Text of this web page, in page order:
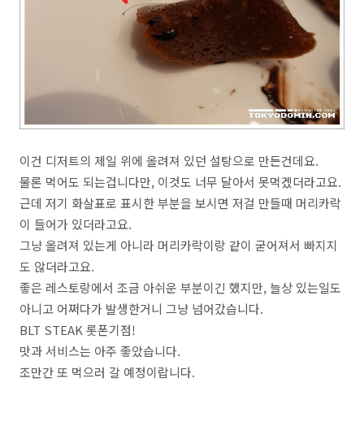
이건 디저트의 제일 위에 올려져 있던 설탕으로 만든건데요.
물론 먹어도 되는겁니다만, 이것도 너무 달아서 못먹겠더라고요.
근데 저기 화살표로 표시한 부분을 보시면 저걸 만들때 머리카락
이 들어가 있더라고요.
그냥 올려져 있는게 아니라 머리카락이랑 같이 굳어져서 빠지지
도 않더라고요.
좋은 레스토랑에서 조금 아쉬운 부분이긴 했지만, 늘상 있는일도
아니고 어쩌다가 발생한거니 그냥 넘어갔습니다.
BLT STEAK 롯폰기점!
맛과 서비스는 아주 좋았습니다.
조만간 또 먹으러 갈 예정이랍니다.